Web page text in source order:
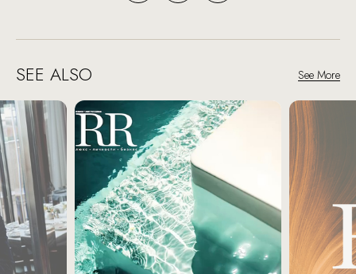
SEE ALSO See More